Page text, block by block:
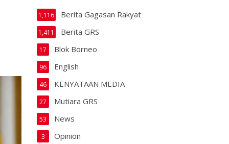
Berita Gagasan Rakyat
1,116
Berita GRS
1,411
Blok Borneo
17
English
96
KENYATAAN MEDIA
46
Mutiara GRS
27
News
53
Opinion
3